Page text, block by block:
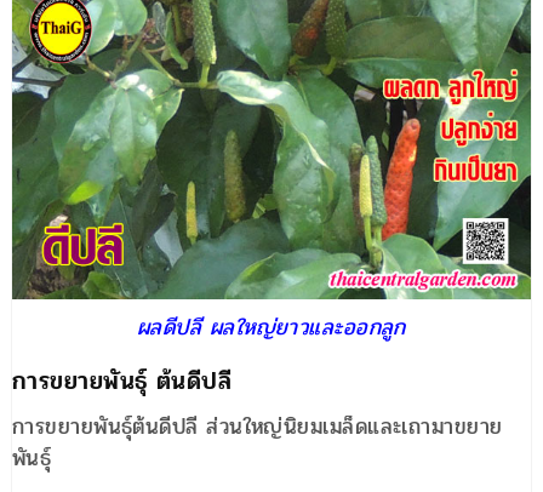
ผลดีปลี ผลใหญ่ยาวและออกลูก
การขยายพันธุ์ ต้นดีปลี
การขยายพันธุ์ต้นดีปลี ส่วนใหญ่นิยมเมล็ดและเถามาขยาย
พันธุ์